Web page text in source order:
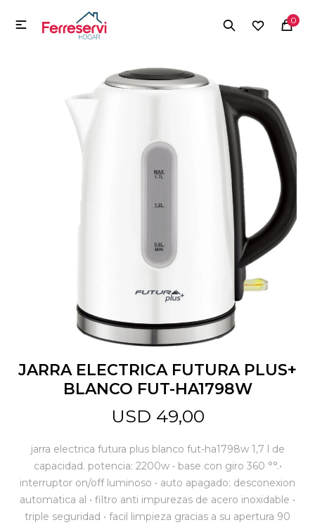
0

JARRA ELECTRICA FUTURA PLUS+
BLANCO FUT-HA1798W
USD 49,00
jarra electrica futura plus blanco fut-ha1798w 1,7 l de
capacidad. potencia: 2200w • base con giro 360 °°.•
interruptor on/off luminoso • auto apagado: desconexion
automatica al • filtro anti impurezas de acero inoxidable •
triple seguridad • facil limpieza gracias a su apertura 90
MI CUENTA
Herramientas y Construcción
Jardín y Aire Libre
Juguetes y artículos para bebé